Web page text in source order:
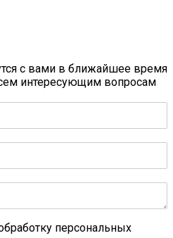
с вами в ближайшее время
интересующим вопросам
персональных